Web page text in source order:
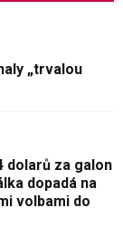
„trvalou
dolarů za galon
dopadá na
volbami do